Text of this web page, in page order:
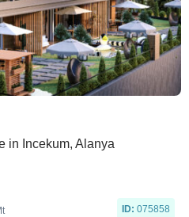
in Incekum, Alanya
ID: 075858